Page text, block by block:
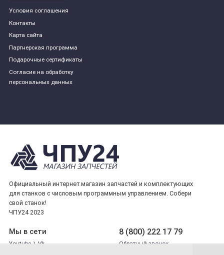
Условия соглашения
Контакты
Карта сайта
Партнерская программа
Подарочные сертификаты
Согласие на обработку
персональных данных
Официальный интернет магазин запчастей и комплектующих
для станков с числовым программным управлением. Собери
свой станок!
ЧПУ24 2023
8 (800) 222 17 79
Обратный звонок
Мы в сети
Youtube \ Vk